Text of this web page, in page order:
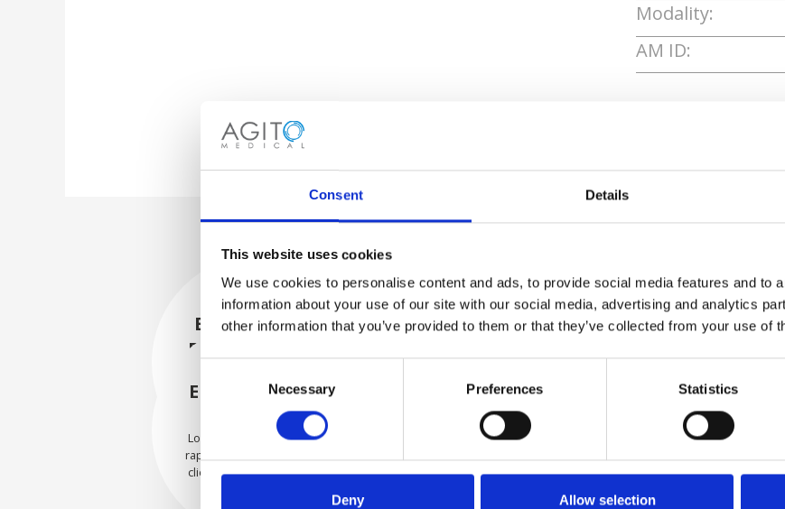
Consent Details
This website uses cookies
We use cookies to personalise content and ads, to provide social media features and to
information about your use of our site with our social media, advertising and analytics
other information that you’ve provided to them or that they’ve collected from your use of
Necessary Preferences Statistics
Deny Allow selection
Modality:
AM ID:
Proceso y
control de calidad
Comenzamos por seleccionar
cuidadosamente escáneres de
imágenes de alta calidad
INTERNAMENTE
Todas las piezas se prueban
rigurosamente en nuestras
garantizar que la funcionalidad
las especificaciones OEM
EMBALADO DE
FORMA SEGURA
empaqueta de forma segura
ENVIAMOS CON
CONFIANZA
Los pedidos se envían con
rapidez a nuestros valiosos
clientes en todo el mundo.